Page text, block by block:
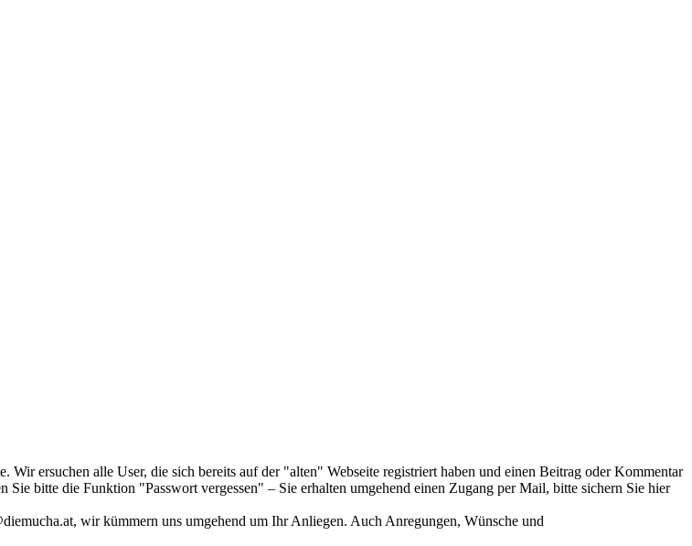
Wir ersuchen alle User, die sich bereits auf der "alten" Webseite registriert haben und einen Beitrag oder Kommentar
bitte die Funktion "Passwort vergessen" – Sie erhalten umgehend einen Zugang per Mail, bitte sichern Sie hier
wir kümmern uns umgehend um Ihr Anliegen. Auch Anregungen, Wünsche und